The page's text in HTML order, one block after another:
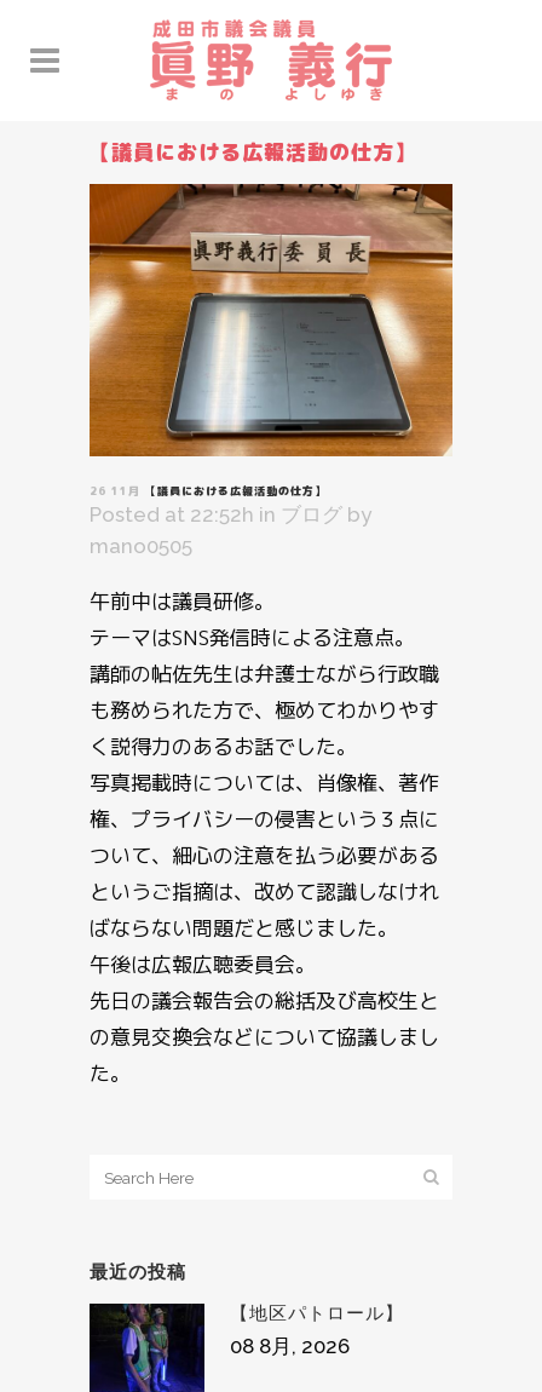
【議員における広報活動の仕方】
26 11月 【議員における広報活動の仕方】
Posted at 22:52h in ブログ by
mano0505
午前中は議員研修。
テーマはSNS発信時による注意点。
講師の帖佐先生は弁護士ながら行政職
も務められた方で、極めてわかりやす
く説得力のあるお話でした。
写真掲載時については、肖像権、著作
権、プライバシーの侵害という３点に
ついて、細心の注意を払う必要がある
というご指摘は、改めて認識しなけれ
ばならない問題だと感じました。
午後は広報広聴委員会。
先日の議会報告会の総括及び高校生と
の意見交換会などについて協議しまし
た。
最近の投稿
【地区パトロール】
08 8月, 2026